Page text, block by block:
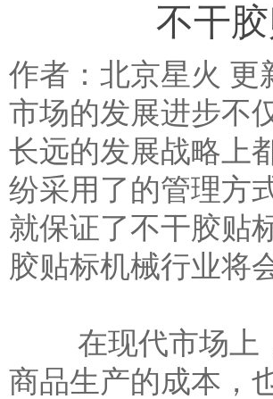
不干
作者：北京星火 更
市场的发展进步不
长远的发展战略上
纷采用了的管理方
就保证了不干胶贴
胶贴标机械行业将
在现代市场上，
商品生产的成本，